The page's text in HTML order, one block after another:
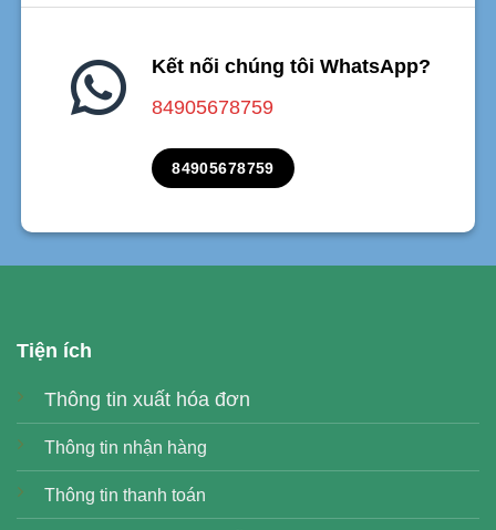
Kết nối chúng tôi WhatsApp?
84905678759
84905678759
Tiện ích
Thông tin xuất hóa đơn
Thông tin nhận hàng
Thông tin thanh toán